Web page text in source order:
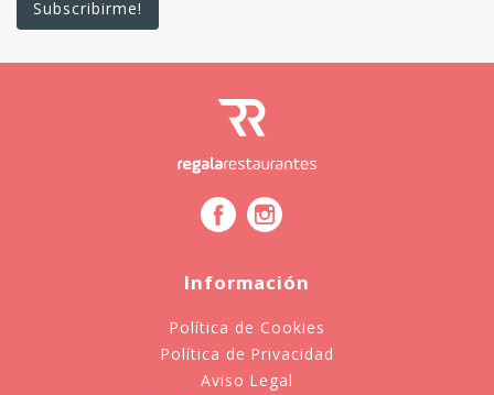
Información
Política de Cookies
Política de Privacidad
Aviso Legal